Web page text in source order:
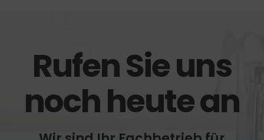
Rufen Sie uns
noch heute an